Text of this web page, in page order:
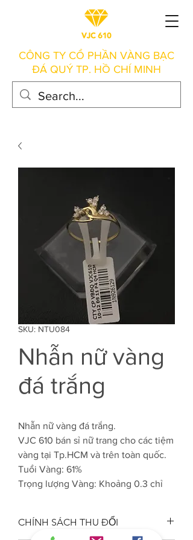
CÔNG TY CỔ PHẦN VÀNG BẠC
ĐÁ QUÝ TP. HỒ CHÍ MINH
SKU: NTU084
Nhẫn nữ vàng
đá trắng
Nhẫn nữ vàng đá trắng.
VJC 610 bán sỉ nữ trang cho các tiệm
vàng tại Tp.HCM và trên toàn quốc.
Tuổi Vàng: 61%
Trọng lượng Vàng: Khoảng 0.3 chỉ
CHÍNH SÁCH THU ĐỔI